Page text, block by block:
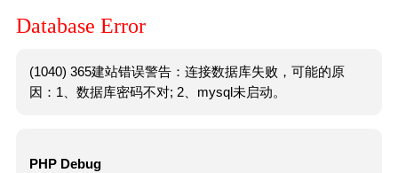
Database Error
(1040) 365建站错误警告：连接数据库失败，可能的原
因：1、数据库密码不对; 2、mysql未启动。
PHP Debug